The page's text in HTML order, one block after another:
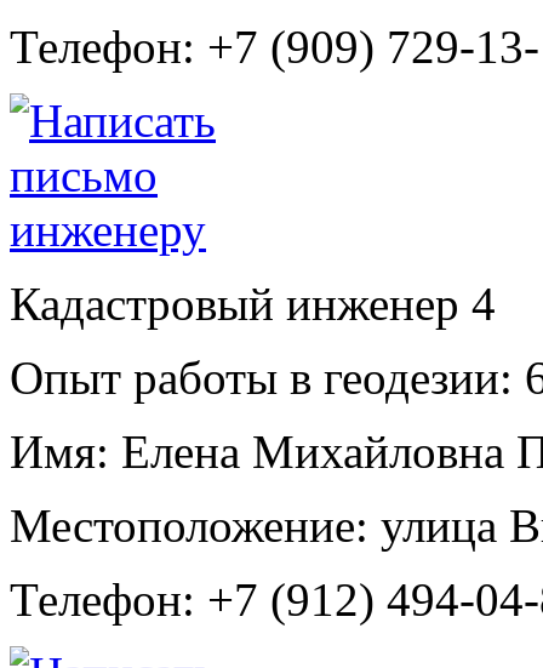
Телефон: +7 (909) 729-
Кадастровый инженер 4
Опыт работы в геодезии:
Имя: Елена Михайловна
Местоположение: улица
Телефон: +7 (912) 494-